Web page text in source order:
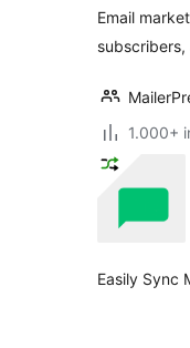
Email
subscribers,
1.000+
Easily Sync